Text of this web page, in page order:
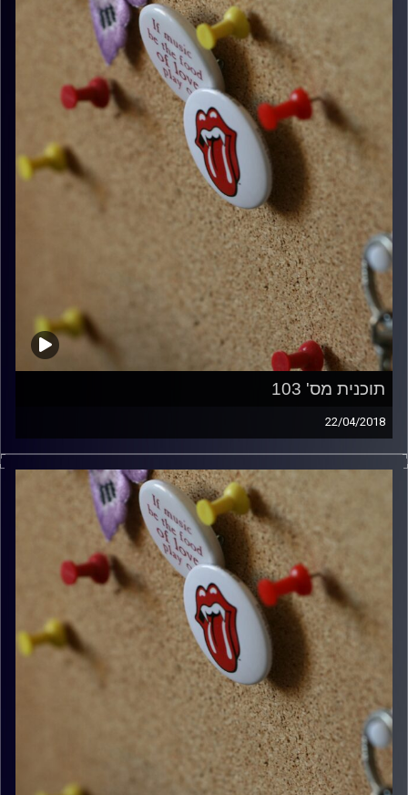
תוכנית מס' 103
22/04/2018
קלאסיקות רוק עם אורן הוף.
włodi